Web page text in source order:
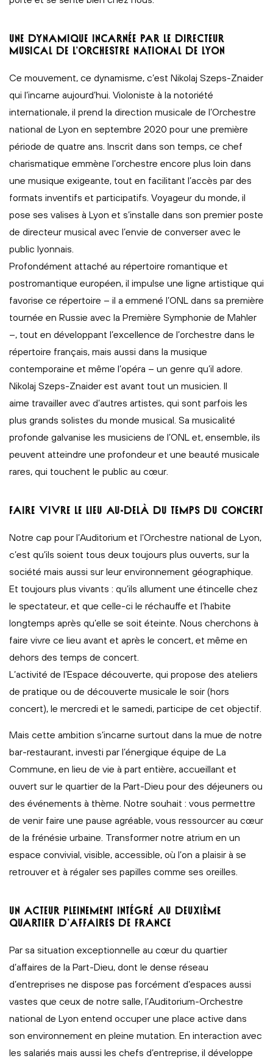
UNE DYNAMIQUE INCARNÉE PAR LE DIRECTEUR
MUSICAL DE L’ORCHESTRE NATIONAL DE LYON
Ce mouvement, ce dynamisme, c’est Nikolaj Szeps-Znaider
qui l’incarne aujourd’hui. Violoniste à la notoriété
internationale, il prend la direction musicale de l’Orchestre
national de Lyon en septembre 2020 pour une première
période de quatre ans. Inscrit dans son temps, ce chef
charismatique emmène l’orchestre encore plus loin dans
une musique exigeante, tout en facilitant l’accès par des
formats inventifs et participatifs. Voyageur du monde, il
pose ses valises à Lyon et s’installe dans son premier poste
de directeur musical avec l’envie de converser avec le
public lyonnais.
Profondément attaché au répertoire romantique et
postromantique européen, il impulse une ligne artistique qui
favorise ce répertoire – il a emmené l’ONL dans sa première
tournée en Russie avec la Première Symphonie de Mahler
–, tout en développant l’excellence de l’orchestre dans le
répertoire français, mais aussi dans la musique
contemporaine et même l’opéra – un genre qu’il adore.
Nikolaj Szeps-Znaider est avant tout un musicien. Il
aime travailler avec d’autres artistes, qui sont parfois les
plus grands solistes du monde musical. Sa musicalité
profonde galvanise les musiciens de l’ONL et, ensemble, ils
peuvent atteindre une profondeur et une beauté musicale
rares, qui touchent le public au cœur.
FAIRE VIVRE LE LIEU AU-DELÀ DU TEMPS DU CONCERT
Notre cap pour l’Auditorium et l’Orchestre national de Lyon,
c’est qu’ils soient tous deux toujours plus ouverts, sur la
société mais aussi sur leur environnement géographique.
Et toujours plus vivants : qu’ils allument une étincelle chez
le spectateur, et que celle-ci le réchauffe et l’habite
longtemps après qu’elle se soit éteinte. Nous cherchons à
faire vivre ce lieu avant et après le concert, et même en
dehors des temps de concert.
L’activité de l’Espace découverte, qui propose des ateliers
de pratique ou de découverte musicale le soir (hors
concert), le mercredi et le samedi, participe de cet objectif.
Mais cette ambition s’incarne surtout dans la mue de notre
bar-restaurant, investi par l’énergique équipe de La
Commune, en lieu de vie à part entière, accueillant et
ouvert sur le quartier de la Part-Dieu pour des déjeuners ou
des événements à thème. Notre souhait : vous permettre
de venir faire une pause agréable, vous ressourcer au cœur
de la frénésie urbaine. Transformer notre atrium en un
espace convivial, visible, accessible, où l’on a plaisir à se
retrouver et à régaler ses papilles comme ses oreilles.
UN ACTEUR PLEINEMENT INTÉGRÉ AU DEUXIÈME
QUARTIER D’AFFAIRES DE FRANCE
Par sa situation exceptionnelle au cœur du quartier
d’affaires de la Part-Dieu, dont le dense réseau
d’entreprises ne dispose pas forcément d’espaces aussi
vastes que ceux de notre salle, l’Auditorium-Orchestre
national de Lyon entend occuper une place active dans
son environnement en pleine mutation. En interaction avec
les salariés mais aussi les chefs d’entreprise, il développe